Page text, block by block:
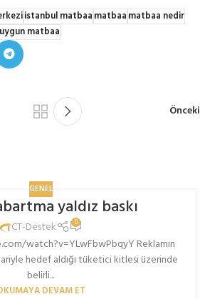
istanbul matbaamatbaamatbaa nedir
uygun matbaa
Önceki
GENEL
yaldız baskı
CT-Destek 0
watch?v=YLwFbwPbqyY Reklamın
hedef aldığı tüketici kitlesi üzerinde
belirli...
DEVAM ET